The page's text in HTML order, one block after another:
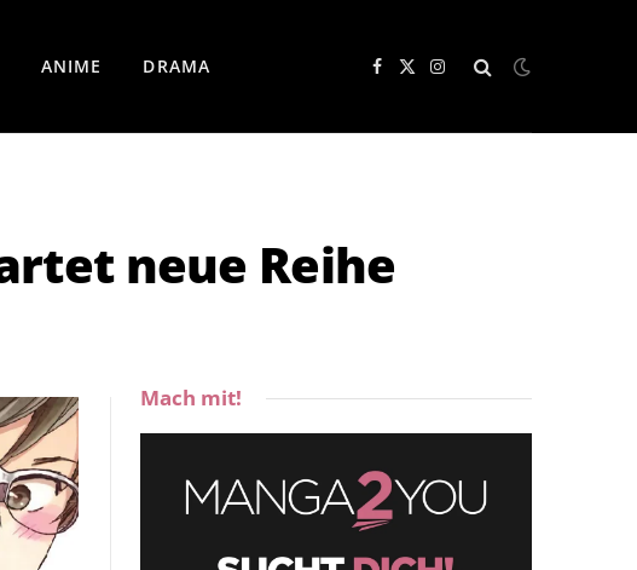
ANIME DRAMA Facebook
X
Instagram
neue Reihe
Mach mit!